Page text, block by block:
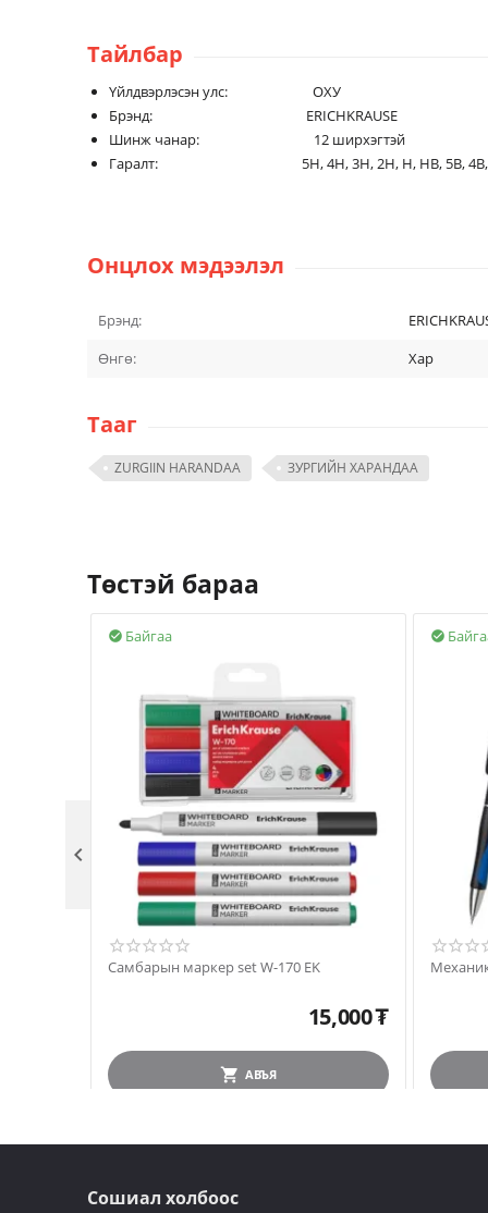
Тайлбар
Үйлдвэрлэсэн улс: ОХУ
Брэнд: ERICHKRAUSE
Шинж чанар: 12 ширхэгтэй
Гаралт: 5H, 4H, 3H, 2H, H,
Онцлох мэдээлэл
Брэнд:
Өнгө:
Хар
Тааг
ZURGIIN HARANDAA ЗУРГИЙН ХАРАНДАА
Төстэй бараа
Байгаа

Самбарын маркер set W-170 EK
15,000₮
АВЪЯ


Сошиал холбоос